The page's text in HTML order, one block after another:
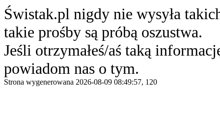
Świstak.pl nigdy nie wysyła
takie prośby są próbą oszustwa.
Jeśli otrzymałeś/aś taką
powiadom nas o tym.
Strona wygenerowana 2026-08-09 08:49:57, 120